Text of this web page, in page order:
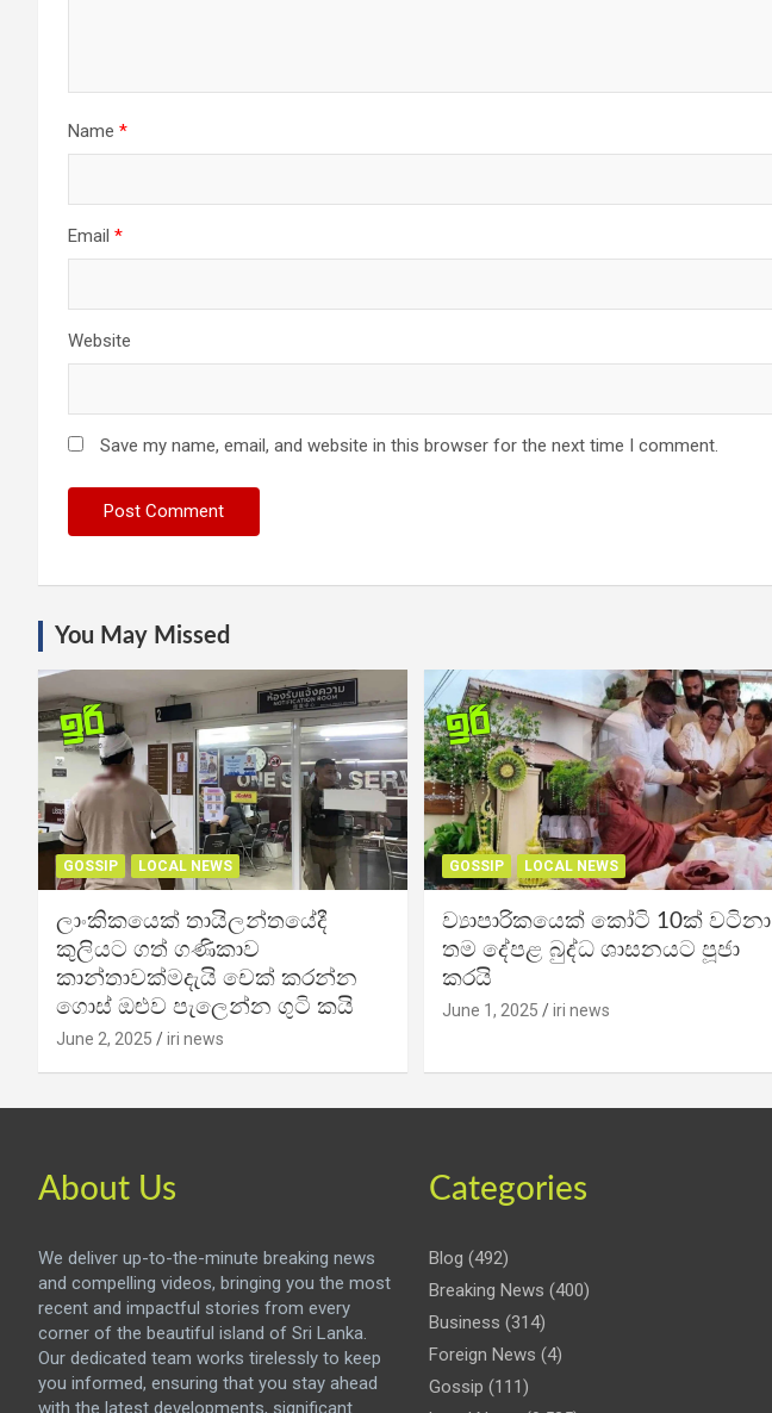
Name *
Email *
Website
Save my name, email, and website in this browser for the next time I comment.
You May Missed
GOSSIP LOCAL NEWS
ලාංකිකයෙක් තායිලන්තයේදී
කුලියට ගත් ගණිකාව
කාන්තාවක්මදැයි චෙක් කරන්න
ගොස් ඔළුව පැලෙන්න ගුටි කයි
June 2, 2025 iri news
GOSSIP LOCAL NEWS
ව්‍යාපාරිකයෙක් කෝටි 10ක් වටිනා
තම දේපළ බුද්ධ ශාසනයට පූජා
කරයි
June 1, 2025 iri news
About Us
We deliver up-to-the-minute breaking news
and compelling videos, bringing you the most
recent and impactful stories from every
corner of the beautiful island of Sri Lanka.
Our dedicated team works tirelessly to keep
you informed, ensuring that you stay ahead
with the latest developments, significant
Categories
Blog (492)
Breaking News (400)
Business (314)
Foreign News (4)
Gossip (111)